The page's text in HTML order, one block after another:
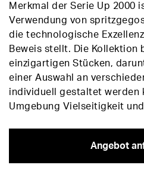
Merkmal der Serie Up
Verwendung von
die technologische
Beweis stellt. Die Kollektion
einzigartigen Stücken,
einer Auswahl an
individuell gestaltet werden
Umgebung Vielseitigkeit
Angebot